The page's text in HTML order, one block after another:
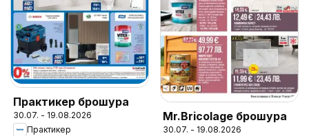
Практикер брошура
30.07. - 19.08.2026
Практикер
Mr.Bricolage брошура
30.07. - 19.08.2026